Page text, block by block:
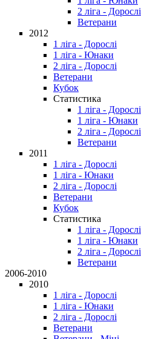
2 ліга - Дорослі
Ветерани
2012
1 ліга - Дорослі
1 ліга - Юнаки
2 ліга - Дорослі
Ветерани
Кубок
Статистика
1 ліга - Дорослі
1 ліга - Юнаки
2 ліга - Дорослі
Ветерани
2011
1 ліга - Дорослі
1 ліга - Юнаки
2 ліга - Дорослі
Ветерани
Кубок
Статистика
1 ліга - Дорослі
1 ліга - Юнаки
2 ліга - Дорослі
Ветерани
2006-2010
2010
1 ліга - Дорослі
1 ліга - Юнаки
2 ліга - Дорослі
Ветерани